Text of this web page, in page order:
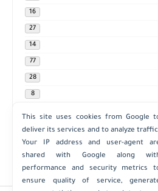
16
27
14
77
28
8
14
21
This site uses cookies from Google
deliver its services and to analyze
Your IP address and user-agent
shared with Google along
performance and security metrics
ensure quality of service,